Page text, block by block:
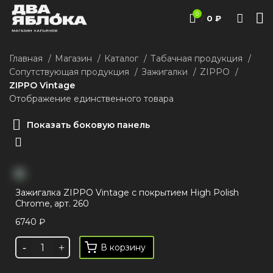
0 / 0 ₽
Главная Магазин Каталог
Табачная продукция
Сопутствующая продукция
Зажигалки
ZIPPO
ZIPPO Vintage
Отображение единственного товара
Показать боковую панель
Зажигалка ZIPPO Vintage с покрытием High Polish
Chrome, арт. 260
6740 ₽
В корзину